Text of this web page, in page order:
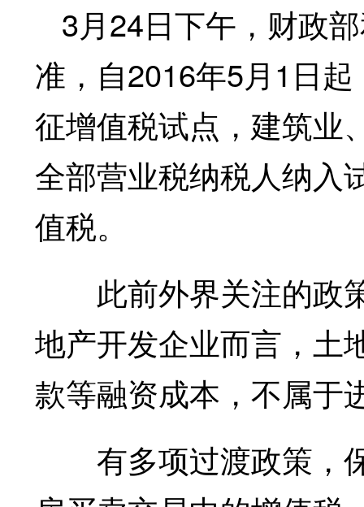
3月24日下午，财政
准，自2016年5月1日
征增值税试点，建筑业
全部营业税纳税人纳入
值税。
此前外界关注的政
地产开发企业而言，土
款等融资成本，不属于
有多项过渡政策，